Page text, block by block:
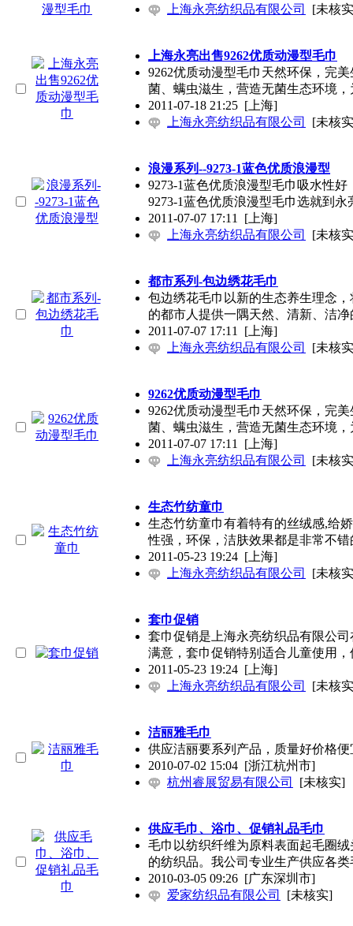
上海永亮纺织品有限公司
[未核
上海永亮出售9262优质动漫型毛巾
9262优质动漫型毛巾天然环保，完
菌、螨虫滋生，营造无菌生态环境，
2011-07-18 21:25 [上海]
上海永亮纺织品有限公司
[未核
浪漫系列--9273-1蓝色优质浪漫型
9273-1蓝色优质浪漫型毛巾吸水性
9273-1蓝色优质浪漫型毛巾选就到永
2011-07-07 17:11 [上海]
上海永亮纺织品有限公司
[未核
都市系列-包边绣花毛巾
包边绣花毛巾以新的生态养生理念
的都市人提供一隅天然、清新、洁净
2011-07-07 17:11 [上海]
上海永亮纺织品有限公司
[未核
9262优质动漫型毛巾
9262优质动漫型毛巾天然环保，完
菌、螨虫滋生，营造无菌生态环境，
2011-07-07 17:11 [上海]
上海永亮纺织品有限公司
[未核
生态竹纺童巾
生态竹纺童巾有着特有的丝绒感,给
性强，环保，洁肤效果都是非常不错
2011-05-23 19:24 [上海]
上海永亮纺织品有限公司
[未核
套巾促销
套巾促销是上海永亮纺织品有限公
满意，套巾促销特别适合儿童使用，
2011-05-23 19:24 [上海]
上海永亮纺织品有限公司
[未核
洁丽雅毛巾
供应洁丽要系列产品，质量好价格便
2010-07-02 15:04 [浙江杭州市]
杭州睿展贸易有限公司
[未核实]
供应毛巾、浴巾、促销礼品毛巾
毛巾以纺织纤维为原料表面起毛圈
的纺织品。我公司专业生产供应各类
2010-03-05 09:26 [广东深圳市]
爱家纺织品有限公司
[未核实]